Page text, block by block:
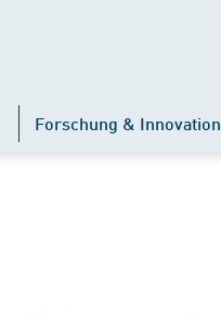
Forschung & Innovation